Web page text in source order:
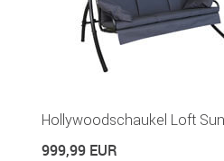
Hollywoodschaukel Loft
999,99 EUR